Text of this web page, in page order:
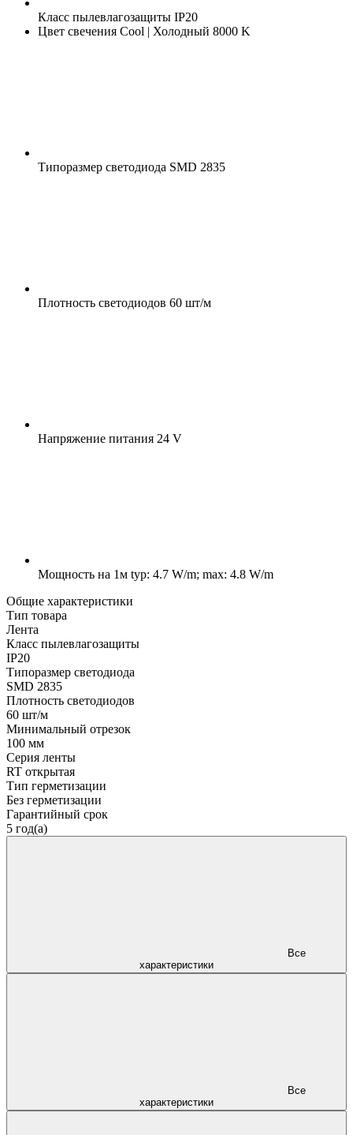
Класс пылевлагозащиты IP20
Цвет свечения Cool | Холодный 8000 K
Типоразмер светодиода SMD 2835
Плотность светодиодов 60 шт/м
Напряжение питания 24 V
Мощность на 1м typ: 4.7 W/m; max: 4.8 W/m
Общие характеристики
Тип товара
Лента
Класс пылевлагозащиты
IP20
Типоразмер светодиода
SMD 2835
Плотность светодиодов
60 шт/м
Минимальный отрезок
100 мм
Серия ленты
RT открытая
Тип герметизации
Без герметизации
Гарантийный срок
5 год(а)
характеристики
характеристики